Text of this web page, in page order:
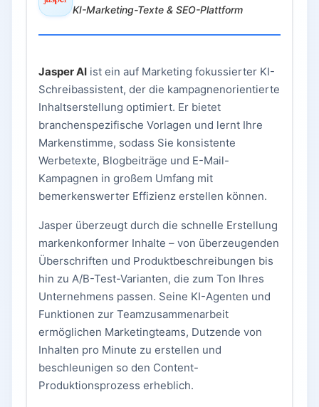
KI-Marketing-Texte & SEO-Plattform
Jasper AI ist ein auf Marketing fokussierter KI-
Schreibassistent, der die kampagnenorientierte
Inhaltserstellung optimiert. Er bietet
branchenspezifische Vorlagen und lernt Ihre
Markenstimme, sodass Sie konsistente
Werbetexte, Blogbeiträge und E-Mail-
Kampagnen in großem Umfang mit
bemerkenswerter Effizienz erstellen können.
Jasper überzeugt durch die schnelle Erstellung
markenkonformer Inhalte – von überzeugenden
Überschriften und Produktbeschreibungen bis
hin zu A/B-Test-Varianten, die zum Ton Ihres
Unternehmens passen. Seine KI-Agenten und
Funktionen zur Teamzusammenarbeit
ermöglichen Marketingteams, Dutzende von
Inhalten pro Minute zu erstellen und
beschleunigen so den Content-
Produktionsprozess erheblich.